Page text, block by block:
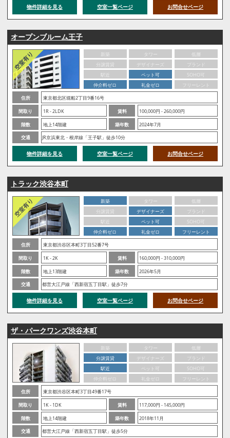
物件詳細を見る 空室一覧ページ お問合せページ
オープンブルーム王子
新築 タワー
低層
分譲賃貸
デザイナーズ
ブランド
駅近
ペット可
SOHO可
仲介料ゼロ
礼金ゼロ
フリーレント
住所
東京都北区堀船2丁目9番16号
間取り
1R - 2LDK 賃料
100,000円 - 260,000円
階数
地上14階建 築年数
2024年7月
交通
JR京浜東北・根岸線「王子駅」徒歩10分
物件詳細を見る 空室一覧ページ お問合せページ
トラック渋谷本町
新築 タワー
低層
分譲賃貸
デザイナーズ
ブランド
駅近
ペット可
SOHO可
仲介料ゼロ
礼金ゼロ
フリーレント
住所
東京都渋谷区本町3丁目52番7号
間取り
1K - 2K 賃料
160,000円 - 310,000円
階数
地上13階建 築年数
2026年5月
交通
都営大江戸線「西新宿五丁目駅」徒歩7分
物件詳細を見る 空室一覧ページ お問合せページ
ザ・パークワンズ渋谷本町
新築 タワー
低層
分譲賃貸
デザイナーズ
ブランド
駅近
ペット可
SOHO可
仲介料ゼロ
礼金ゼロ
フリーレント
住所
東京都渋谷区本町3丁目49番17号
間取り
1K - 1DK 賃料
117,000円 - 145,000円
階数
地上14階建 築年数
2018年11月
交通
都営大江戸線「西新宿五丁目駅」徒歩5分